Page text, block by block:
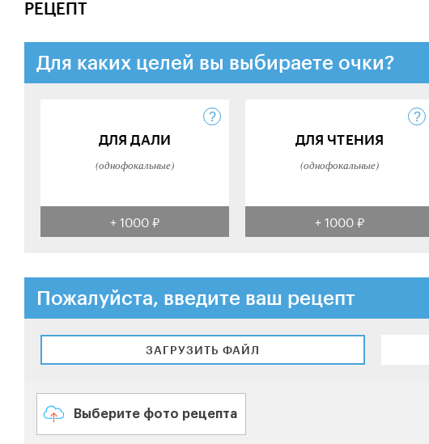
РЕЦЕПТ
Для каких целей вы выбираете очки?
ДЛЯ ДАЛИ
(однофокальные)
+ 1000 ₽
ДЛЯ ЧТЕНИЯ
(однофокальные)
+ 1000 ₽
Пожалуйста, введите ваш рецепт
ЗАГРУЗИТЬ ФАЙЛ
Выберите фото рецепта